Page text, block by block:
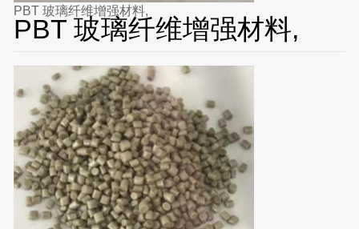
PBT 玻璃纤维增强材料,
PBT 玻璃纤维增强材料,